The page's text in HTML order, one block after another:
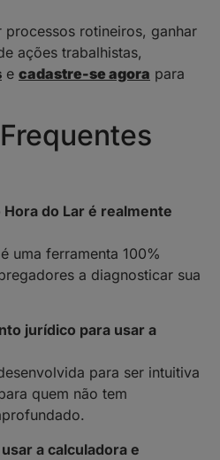
processos rotineiros, ganhar
ações trabalhistas,
e cadastre-se agora para
do Lar é realmente
uma ferramenta 100%
a diagnosticar sua
jurídico para usar a
para ser intuitiva
quem não tem
a calculadora e